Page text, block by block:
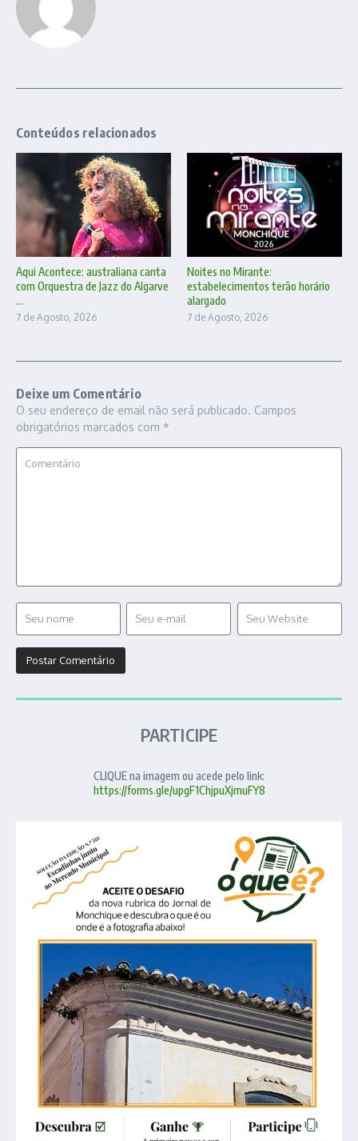
Conteúdos relacionados
Aqui Acontece: australiana canta
com Orquestra de Jazz do Algarve
...
7 de Agosto, 2026
Noites no Mirante:
estabelecimentos terão horário
alargado
7 de Agosto, 2026
Deixe um Comentário
O seu endereço de email não será publicado. Campos
obrigatórios marcados com *
PARTICIPE
CLIQUE na imagem ou acede pelo link:
https://forms.gle/upgF1ChjpuXjmuFY8